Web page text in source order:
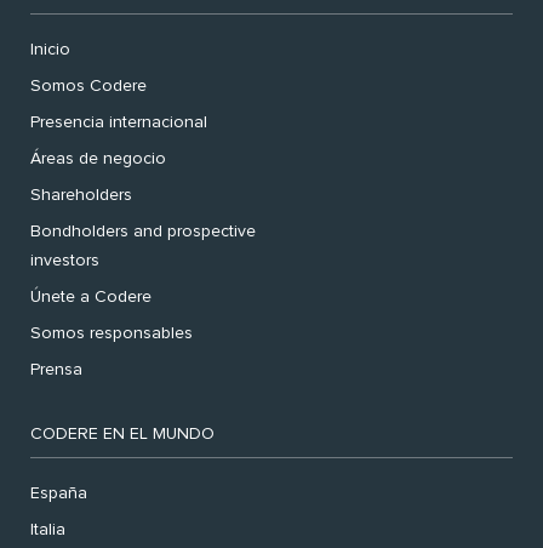
Inicio
Somos Codere
Presencia internacional
Áreas de negocio
Shareholders
Bondholders and prospective
investors
Únete a Codere
Somos responsables
Prensa
CODERE EN EL MUNDO
España
Italia